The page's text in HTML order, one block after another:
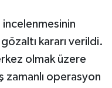
incelenmesinin
kararı verildi.
olmak üzere
operasyon